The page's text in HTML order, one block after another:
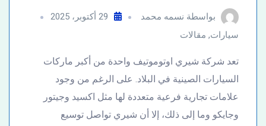
بواسطة نسمه محمد
29 أكتوبر، 2025
سيارات, مقالات
تعد شركة شيري اوتوموتيف واحدة من أكبر ماركات
السيارات الصينية في البلاد. على الرغم من وجود
علامات تجارية فرعية متعددة لها مثل اكسيد وجيتور
وجايكو وما إلى ذلك، إلا أن شيري تواصل توسيع